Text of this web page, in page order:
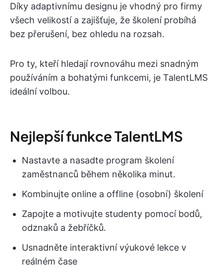
Díky adaptivnímu designu je vhodný pro firmy
všech velikostí a zajišťuje, že školení probíhá
bez přerušení, bez ohledu na rozsah.
Pro ty, kteří hledají rovnováhu mezi snadným
používáním a bohatými funkcemi, je TalentLMS
ideální volbou.
Nejlepší funkce TalentLMS
Nastavte a nasadte program školení
zaměstnanců během několika minut.
Kombinujte online a offline (osobní) školení
Zapojte a motivujte studenty pomocí bodů,
odznaků a žebříčků.
Usnadněte interaktivní výukové lekce v
reálném čase